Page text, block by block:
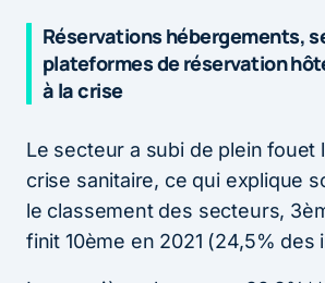
Réservations hébergements,
plateformes de réservation
à la crise
Le secteur a subi de plein fouet
crise sanitaire, ce qui explique
le classement des secteurs,
finit 10ème en 2021 (24,5% des